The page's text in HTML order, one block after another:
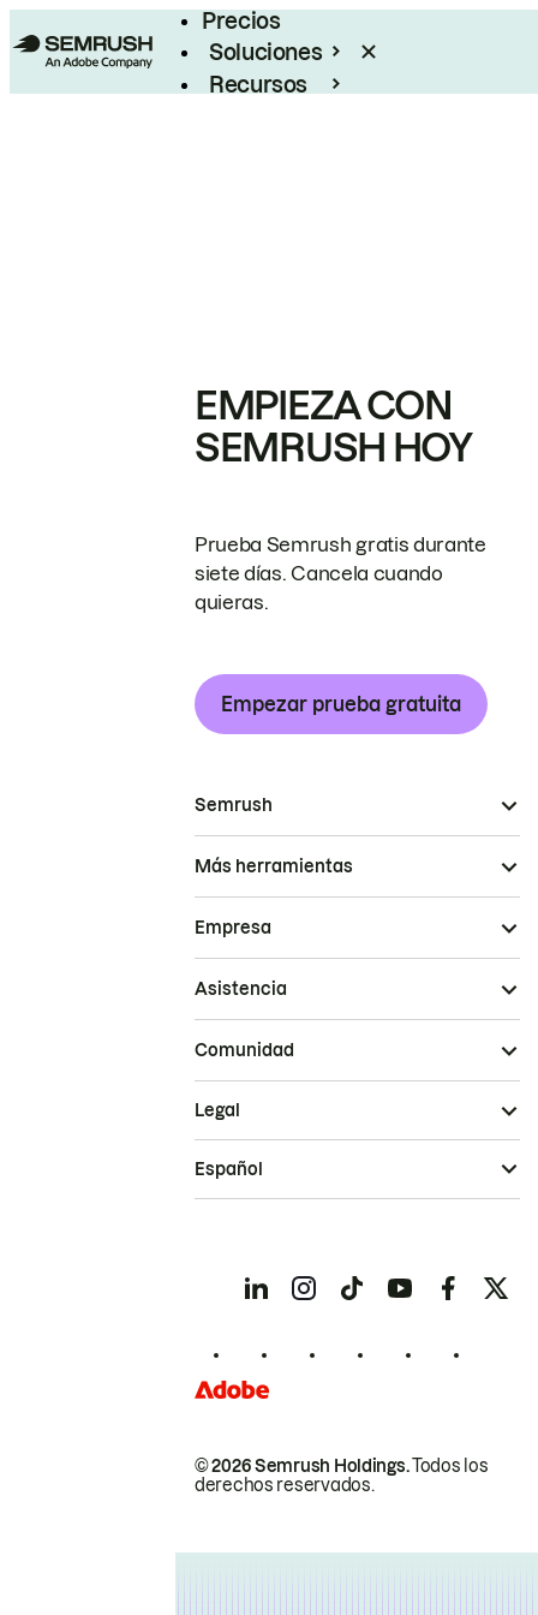
Precios
Soluciones
Recursos
EMPIEZA CON
SEMRUSH HOY
Prueba Semrush gratis durante
siete días. Cancela cuando
quieras.
Empezar prueba gratuita
Semrush
Más herramientas
Empresa
Asistencia
Comunidad
© 2026 Semrush Holdings.Todos los
derechos reservados.
Legal
Español